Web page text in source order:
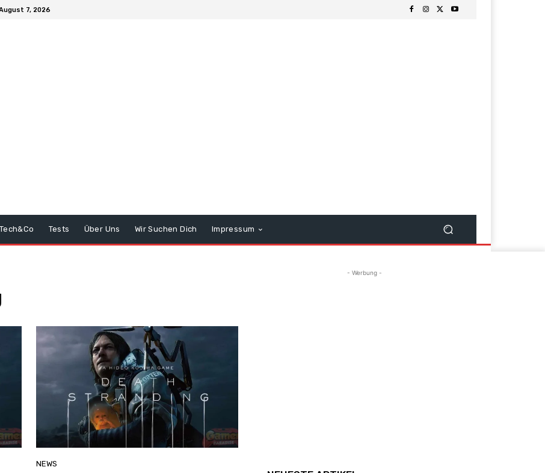
7, 2026
Tech&Co Tests Über Uns Wir Suchen Dich Impressum
NEWS
- Werbung -